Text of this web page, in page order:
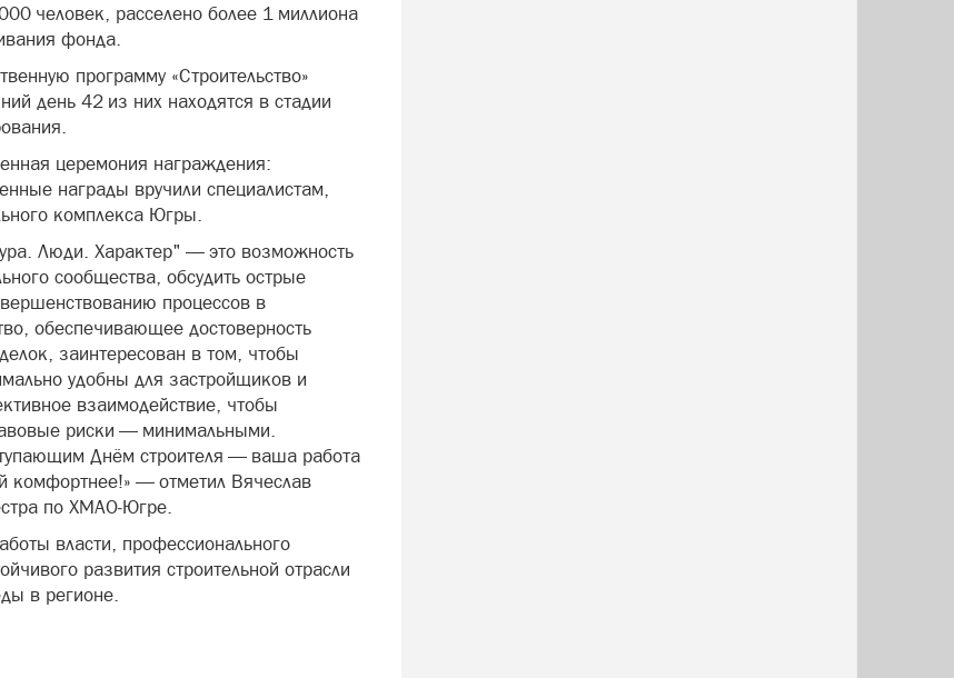
человек, расселено более 1 миллиона
фонда.
программу «Строительство»
день 42 из них находятся в стадии
церемония награждения:
награды вручили специалистам,
комплекса Югры.
Люди. Характер" — это возможность
сообщества, обсудить острые
процессов в
обеспечивающее достоверность
заинтересован в том, чтобы
удобны для застройщиков и
взаимодействие, чтобы
риски — минимальными.
Днём строителя — ваша работа
комфортнее!» — отметил Вячеслав
по ХМАО‑Югре.
власти, профессионального
развития строительной отрасли
в регионе.